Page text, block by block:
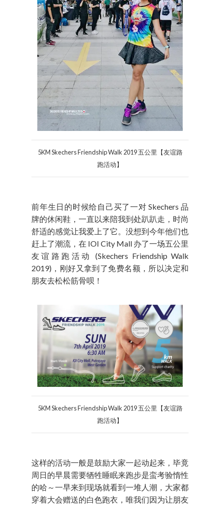
5KM Skechers Friendship Walk 2019 五公里【友谊路
跑活动】
前年生日的时候给自己买了一对 Skechers 品
牌的休闲鞋，一直以来陪我到处趴趴走，时尚
舒适的感觉让我爱上了它。没想到今年他们也
赶上了潮流，在 IOI City Mall 办了一场五公里
友谊路跑活动 (Skechers Friendship Walk
2019)，刚好又拿到了免费名额，所以决定和
朋友去松松筋骨呗！
5KM Skechers Friendship Walk 2019 五公里【友谊路
跑活动】
这样的活动一般是鼓励大家一起动起来，毕竟
周日的早晨需要牺牲睡眠来跑步是蛮考验惰性
的哈～一早来到现场就看到一堆人潮，大家都
穿着大会赠送的白色跑衣，唯我们因为让朋友